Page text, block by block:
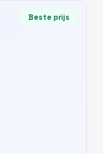
Beste prijs